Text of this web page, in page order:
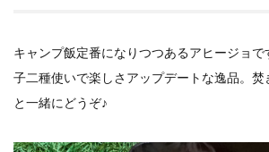
キャンプ飯定番になりつつあるアヒージョ
子二種使いで楽しさアップデートな逸品。焚
と一緒にどうぞ♪